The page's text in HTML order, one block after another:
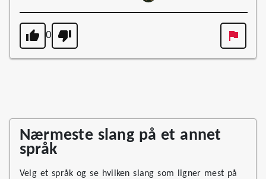
0
Nærmeste slang på et annet
språk
Velg et språk og se hvilken slang som ligner mest på